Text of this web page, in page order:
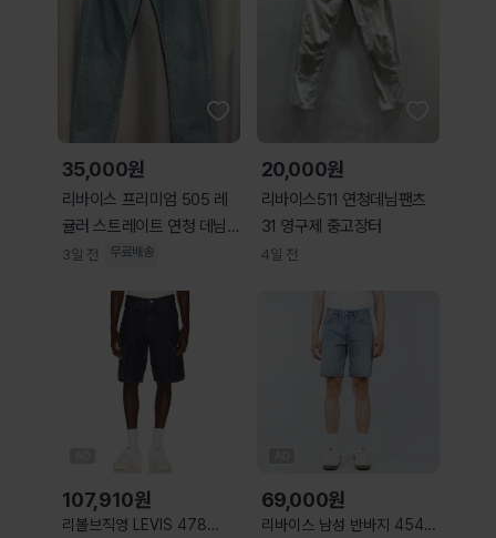
35,000원
리바이스 프리미엄 505 레
귤러 스트레이트 연청 데님
팬츠 W30
3일 전 무료배송
20,000원
리바이스511 연청데님팬츠
31 영구제 중고장터
4일 전
107,910원
리볼브직영 LEVIS 478
69,000원
리바이스 남성 반바지 454